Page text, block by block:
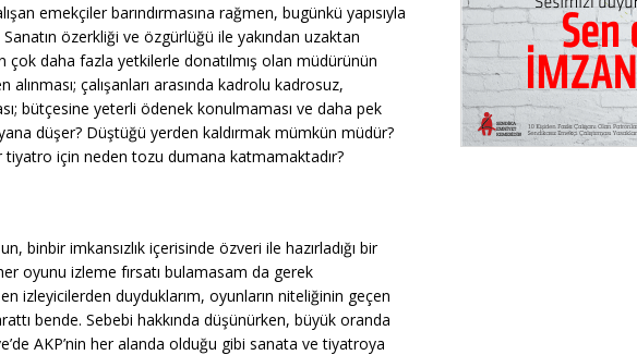
emekçiler barındırmasına rağmen, bugünkü yapısıyla
özerkliği ve özgürlüğü ile yakından uzaktan
çok daha fazla yetkilerle donatılmış olan müdürünün
çalışanları arasında kadrolu kadrosuz,
bütçesine yeterli ödenek konulmaması ve daha pek
düşer? Düştüğü yerden kaldırmak mümkün müdür?
için neden tozu dumana katmamaktadır?
binbir imkansızlık içerisinde özveri ile hazırladığı bir
oyunu izleme fırsatı bulamasam da gerek
izleyicilerden duyduklarım, oyunların niteliğinin geçen
bende. Sebebi hakkında düşünürken, büyük oranda
AKP’nin her alanda olduğu gibi sanata ve tiyatroya